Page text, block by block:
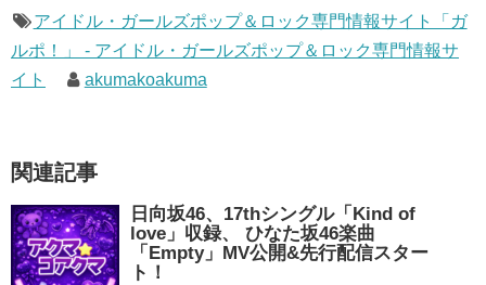
アイドル・ガールズポップ＆ロック専門情報サイト「ガ
ルポ！」 - アイドル・ガールズポップ＆ロック専門情報サ
イト
akumakoakuma
関連記事
日向坂46、17thシングル「Kind of
love」収録、 ひなた坂46楽曲
「Empty」MV公開&先行配信スター
ト！